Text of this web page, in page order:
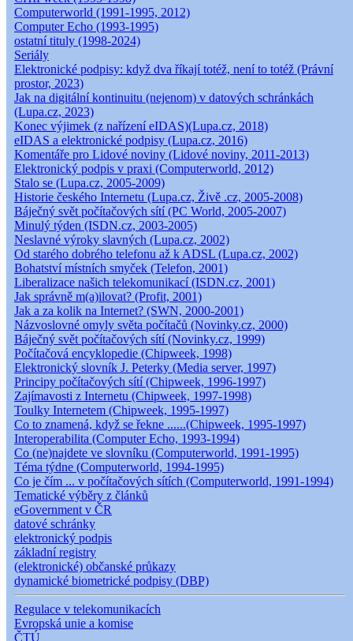
Computerworld (1991-1995, 2012)
Computer Echo (1993-1995)
ostatní tituly (1998-2024)
Seriály
Elektronické podpisy: když dva říkají totéž, není to totéž (Právní
prostor, 2023)
Jak na digitální kontinuitu (nejenom) v datových schránkách
(Lupa.cz, 2023)
Konec výjimek (z nařízení eIDAS)(Lupa.cz, 2018)
eIDAS a elektronické podpisy (Lupa.cz, 2016)
Komentáře pro Lidové noviny (Lidové noviny, 2011-2013)
Elektronický podpis v praxi (Computerworld, 2012)
Stalo se (Lupa.cz, 2005-2009)
Historie českého Internetu (Lupa.cz, Živě .cz, 2005-2008)
Báječný svět počítačových sítí (PC World, 2005-2007)
Minulý týden (ISDN.cz, 2003-2005)
Neslavné výroky slavných (Lupa.cz, 2002)
Od starého dobrého telefonu až k ADSL (Lupa.cz, 2002)
Bohatství místních smyček (Telefon, 2001)
Liberalizace našich telekomunikací (ISDN.cz, 2001)
Jak správně m(a)ilovat? (Profit, 2001)
Jak a za kolik na Internet? (SWN, 2000-2001)
Názvoslovné omyly světa počítačů (Novinky.cz, 2000)
Báječný svět počítačových sítí (Novinky.cz, 1999)
Počítačová encyklopedie (Chipweek, 1998)
Elektronický slovník J. Peterky (Media server, 1997)
Principy počítačových sítí (Chipweek, 1996-1997)
Zajímavosti z Internetu (Chipweek, 1997-1998)
Toulky Internetem (Chipweek, 1995-1997)
Co to znamená, když se řekne ......(Chipweek, 1995-1997)
Interoperabilita (Computer Echo, 1993-1994)
Co (ne)najdete ve slovníku (Computerworld, 1991-1995)
Téma týdne (Computerworld, 1994-1995)
Co je čím ... v počítačových sítích (Computerworld, 1991-1994)
Tematické výběry z článků
eGovernment v ČR
datové schránky
elektronický podpis
základní registry
(elektronické) občanské průkazy
dynamické biometrické podpisy (DBP)
Regulace v telekomunikacích
Evropská unie a komise
ČTÚ